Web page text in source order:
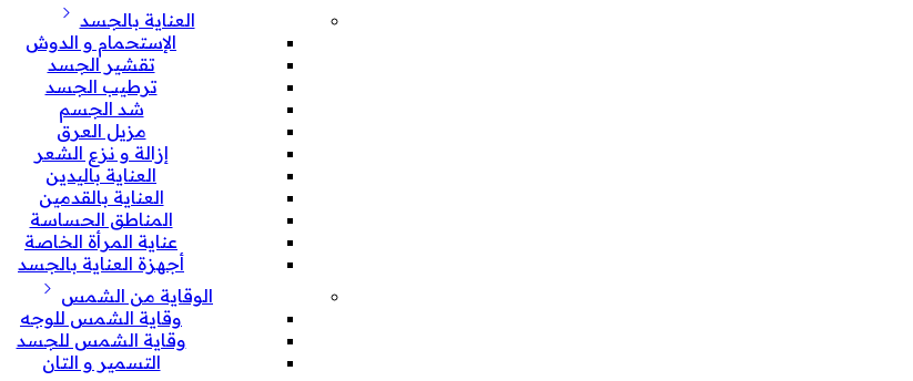
العناية بالجسد
الإستحمام و الدوش
تقشير الجسد
ترطيب الجسد
شد الجسم
مزيل العرق
إزالة و نزع الشعر
العناية باليدين
العناية بالقدمين
المناطق الحساسة
عناية المرأة الخاصة
أجهزة العناية بالجسد
الوقاية من الشمس
وقاية الشمس للوجه
وقاية الشمس للجسد
التسمير و التان